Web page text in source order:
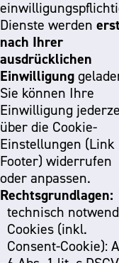
Dienste werden erst
nach Ihrer
ausdrücklichen
Einwilligung
Sie können Ihre
Einwilligung
über die Cookie-
Einstellungen (Link
Footer) widerrufen
oder anpassen.
Rechtsgrundlagen:
technisch
Cookies (inkl.
Consent-Cookie):